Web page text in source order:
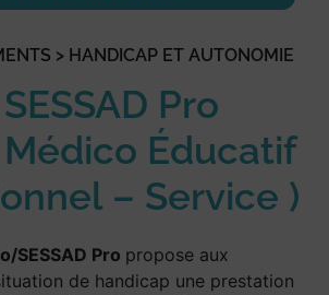
> HANDICAP ET AUTONOMIE
Pro
Éducatif
– Service )
SESSAD Pro propose aux
de handicap une prestation